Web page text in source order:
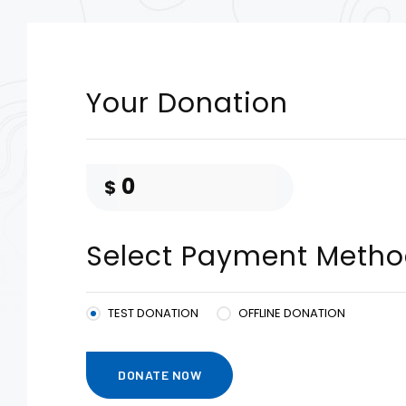
Your Donation
$ 0
Select Payment
TEST DONATION OFFLINE DONATION